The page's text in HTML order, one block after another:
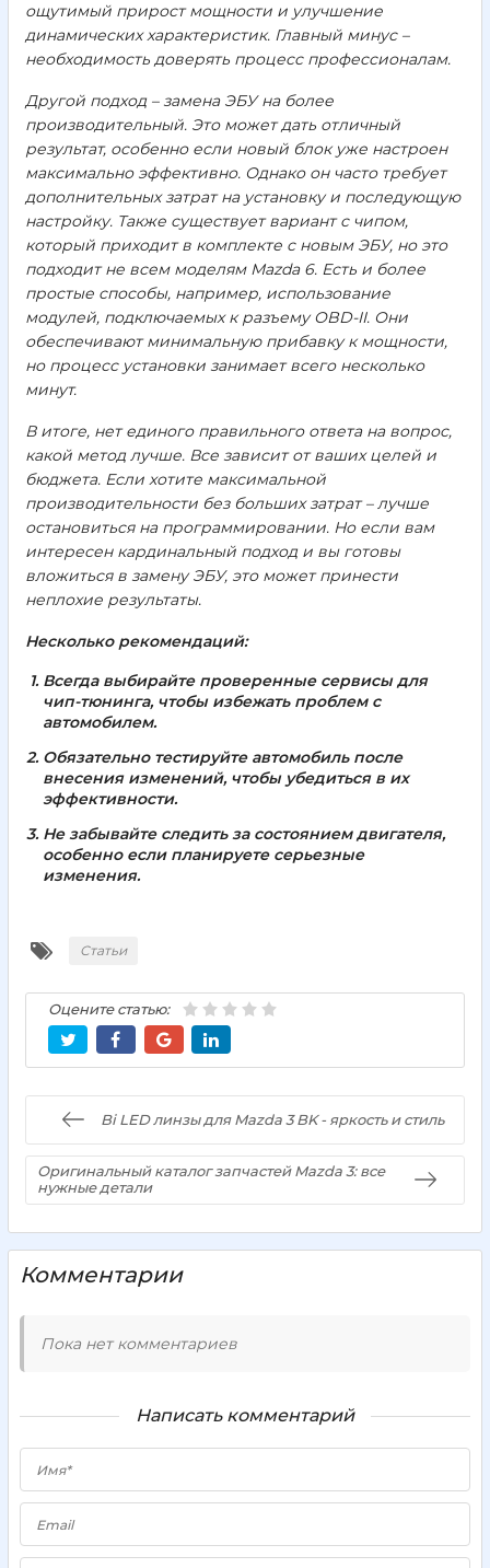
ощутимый прирост мощности и улучшение
динамических характеристик. Главный минус –
необходимость доверять процесс профессионалам.
Другой подход – замена ЭБУ на более
производительный. Это может дать отличный
результат, особенно если новый блок уже настроен
максимально эффективно. Однако он часто требует
дополнительных затрат на установку и последующую
настройку. Также существует вариант с чипом,
который приходит в комплекте с новым ЭБУ, но это
подходит не всем моделям Mazda 6. Есть и более
простые способы, например, использование
модулей, подключаемых к разъему OBD-II. Они
обеспечивают минимальную прибавку к мощности,
но процесс установки занимает всего несколько
минут.
В итоге, нет единого правильного ответа на вопрос,
какой метод лучше. Все зависит от ваших целей и
бюджета. Если хотите максимальной
производительности без больших затрат – лучше
остановиться на программировании. Но если вам
интересен кардинальный подход и вы готовы
вложиться в замену ЭБУ, это может принести
неплохие результаты.
Несколько рекомендаций:
Всегда выбирайте проверенные сервисы для
чип-тюнинга, чтобы избежать проблем с
автомобилем.
Обязательно тестируйте автомобиль после
внесения изменений, чтобы убедиться в их
эффективности.
Не забывайте следить за состоянием двигателя,
особенно если планируете серьезные
изменения.
Статьи
Оцените статью:
Bi LED линзы для Mazda 3 BK - яркость и стиль
Оригинальный каталог запчастей Mazda 3: все
нужные детали
Комментарии
Пока нет комментариев
Написать комментарий
Имя*
Email